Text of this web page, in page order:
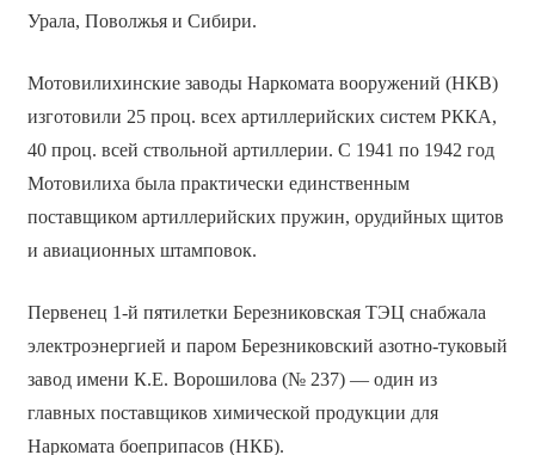
Урала, Поволжья и Сибири.
Мотовилихинские заводы Наркомата вооружений (НКВ)
изготовили 25 проц. всех артиллерийских систем РККА,
40 проц. всей ствольной артиллерии. С 1941 по 1942 год
Мотовилиха была практически единственным
поставщиком артиллерийских пружин, орудийных щитов
и авиационных штамповок.
Первенец 1-й пятилетки Березниковская ТЭЦ снабжала
электроэнергией и паром Березниковский азотно-туковый
завод имени К.Е. Ворошилова (№ 237) — один из
главных поставщиков химической продукции для
Наркомата боеприпасов (НКБ).